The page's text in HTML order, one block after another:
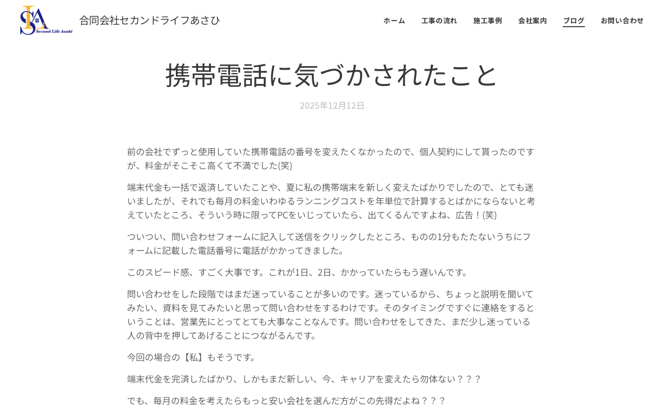
合同会社セカンドライフあさひ ホーム 工事の流れ 施工事例 会社案内 ブログ お問い合わせ
携帯電話に気づかされたこと
2025年12月12日
前の会社でずっと使用していた携帯電話の番号を変えたくなかったので、個人契約にして貰ったのです
が、料金がそこそこ高くて不満でした(笑)
端末代金も一括で返済していたことや、夏に私の携帯端末を新しく変えたばかりでしたので、とても迷
いましたが、それでも毎月の料金いわゆるランニングコストを年単位で計算するとばかにならないと考
えていたところ、そういう時に限ってPCをいじっていたら、出てくるんですよね、広告！(笑)
ついつい、問い合わせフォームに記入して送信をクリックしたところ、ものの1分もたたないうちにフ
ォームに記載した電話番号に電話がかかってきました。
このスピード感、すごく大事です。これが1日、2日、かかっていたらもう遅いんです。
問い合わせをした段階ではまだ迷っていることが多いのです。迷っているから、ちょっと説明を聞いて
みたい、資料を見てみたいと思って問い合わせをするわけです。そのタイミングですぐに連絡をすると
いうことは、営業先にとってとても大事なことなんです。問い合わせをしてきた、まだ少し迷っている
人の背中を押してあげることにつながるんです。
今回の場合の【私】もそうです。
端末代金を完済したばかり、しかもまだ新しい、今、キャリアを変えたら勿体ない？？？
でも、毎月の料金を考えたらもっと安い会社を選んだ方がこの先得だよね？？？